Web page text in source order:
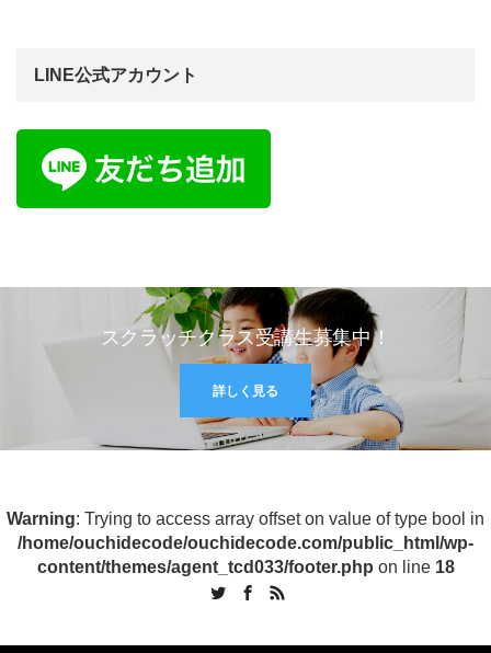
LINE公式アカウント
スクラッチクラス受講生募集中！
詳しく見る
Warning: Trying to access array offset on value of type bool in
/home/ouchidecode/ouchidecode.com/public_html/wp-
content/themes/agent_tcd033/footer.php on line 18
TwitterFacebook